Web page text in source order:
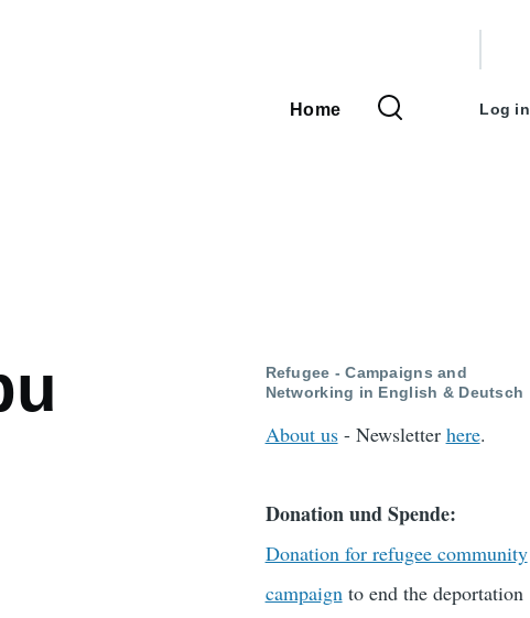
Main
Home
menu
Log in
Refugee - Campaigns and
Networking in English & Deutsch
About us- Newsletter here.
Donation und Spende:
Donation for refugee community
campaignto end the deportation